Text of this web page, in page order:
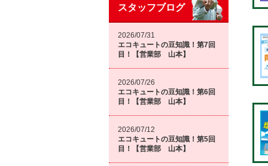
スタッフブログ
2026/07/31
エコキュートの豆知識！第7回
目！【営業部 山本】
2026/07/26
エコキュートの豆知識！第6回
目！【営業部 山本】
2026/07/12
エコキュートの豆知識！第5回
目！【営業部 山本】